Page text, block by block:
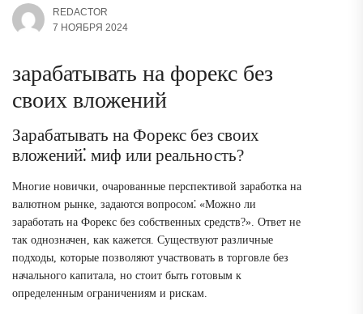
REDACTOR
7 НОЯБРЯ 2024
зарабатывать на форекс без
своих вложений
Зарабатывать на Форекс без своих
вложений⁚ миф или реальность?
Многие новички, очарованные перспективой заработка на
валютном рынке, задаются вопросом⁚ «Можно ли
заработать на Форекс без собственных средств?». Ответ не
так однозначен, как кажется. Существуют различные
подходы, которые позволяют участвовать в торговле без
начального капитала, но стоит быть готовым к
определенным ограничениям и рискам.